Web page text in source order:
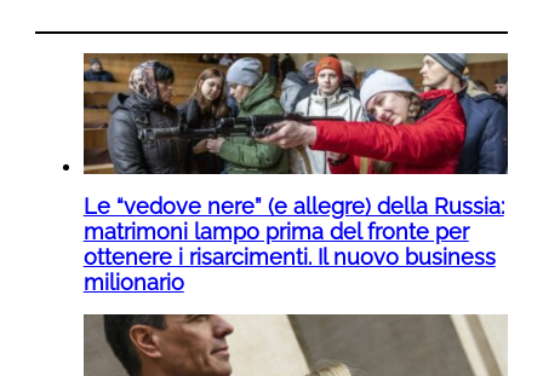
Le “vedove nere” (e allegre) della Russia:
matrimoni lampo prima del fronte per
ottenere i risarcimenti. Il nuovo business
milionario